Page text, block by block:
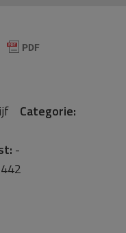
Categorie:
-